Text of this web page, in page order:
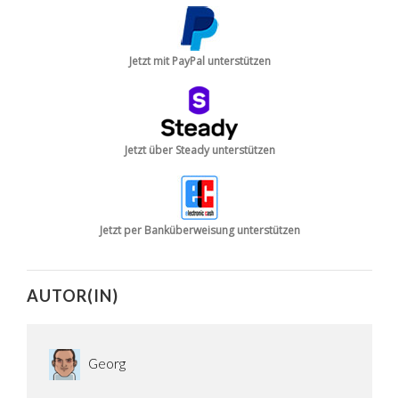
Jetzt mit PayPal unterstützen
Jetzt über Steady unterstützen
Jetzt per Banküberweisung unterstützen
AUTOR(IN)
Georg